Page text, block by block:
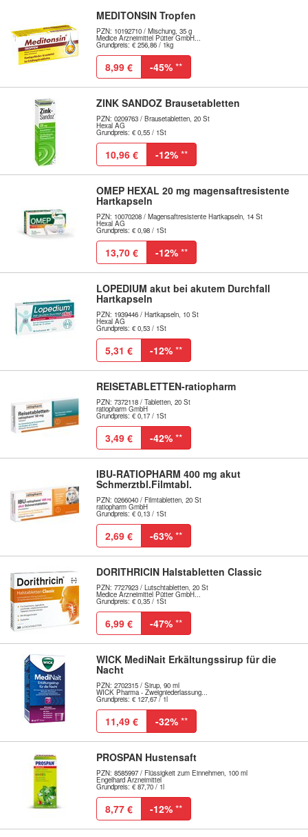
MEDITONSIN Tropfen
PZN: 10192710 / Mischung, 35 g
Medice Arzneimittel Pütter GmbH...
Grundpreis: € 256,86 / 1kg
8,99 € -45% **
ZINK SANDOZ Brausetabletten
PZN: 0209763 / Brausetabletten, 20 St
Hexal AG
Grundpreis: € 0,55 / 1St
10,96 € -12% **
OMEP HEXAL 20 mg magensaftresistente
Hartkapseln
PZN: 10070208 / Magensaftresistente Hartkapseln, 14 St
Hexal AG
Grundpreis: € 0,98 / 1St
13,70 € -12% **
LOPEDIUM akut bei akutem Durchfall
Hartkapseln
PZN: 1939446 / Hartkapseln, 10 St
Hexal AG
Grundpreis: € 0,53 / 1St
5,31 € -12% **
REISETABLETTEN-ratiopharm
PZN: 7372118 / Tabletten, 20 St
ratiopharm GmbH
Grundpreis: € 0,17 / 1St
3,49 € -42% **
IBU-RATIOPHARM 400 mg akut
Schmerztbl.Filmtabl.
PZN: 0266040 / Filmtabletten, 20 St
ratiopharm GmbH
Grundpreis: € 0,13 / 1St
2,69 € -63% **
DORITHRICIN Halstabletten Classic
PZN: 7727923 / Lutschtabletten, 20 St
Medice Arzneimittel Pütter GmbH...
Grundpreis: € 0,35 / 1St
6,99 € -47% **
WICK MediNait Erkältungssirup für die
Nacht
PZN: 2702315 / Sirup, 90 ml
WICK Pharma - Zweigniederlassung...
Grundpreis: € 127,67 / 1l
11,49 € -32% **
PROSPAN Hustensaft
PZN: 8585997 / Flüssigkeit zum Einnehmen, 100 ml
Engelhard Arzneimittel
Grundpreis: € 87,70 / 1l
8,77 € -12% **